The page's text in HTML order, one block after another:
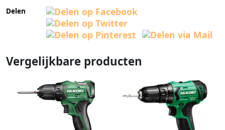
Delen
Vergelijkbare producten